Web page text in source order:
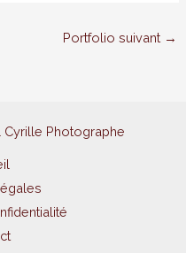
Portfolio suivant →
Photographe